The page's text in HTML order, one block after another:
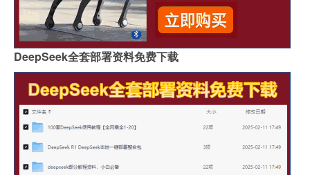
DeepSeek全套部署资料免费下载